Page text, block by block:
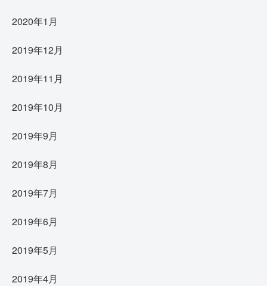
2020年1月
2019年12月
2019年11月
2019年10月
2019年9月
2019年8月
2019年7月
2019年6月
2019年5月
2019年4月